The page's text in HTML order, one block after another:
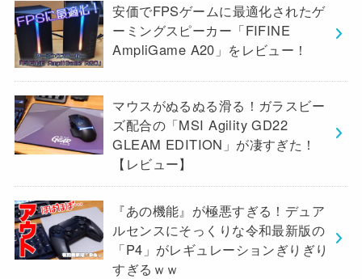
安価でFPSゲームに最適化されたゲ
ーミングスピーカー「FIFINE
AmpliGame A20」をレビュー！
マウスがぬるぬる滑る！ガラスビー
ズ配合の「MSI Agility GD22
GLEAM EDITION」が凄すぎた！
【レビュー】
『あの機能』が極悪すぎる！デュア
ルセンスにそっくりな令和最新版の
「P4」がレギュレーションぎりぎり
すぎるｗｗ